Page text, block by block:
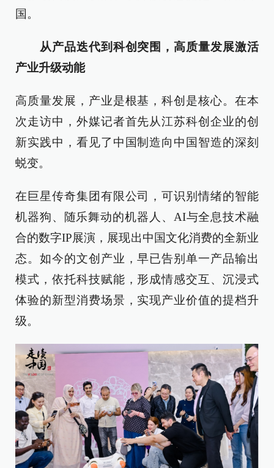
国。
从产品迭代到科创突围，高质量发展激活
产业升级动能
高质量发展，产业是根基，科创是核心。在本
次走访中，外媒记者首先从江苏科创企业的创
新实践中，看见了中国制造向中国智造的深刻
蜕变。
在巨星传奇集团有限公司，可识别情绪的智能
机器狗、随乐舞动的机器人、AI与全息技术融
合的数字IP展演，展现出中国文化消费的全新业
态。如今的文创产业，早已告别单一产品输出
模式，依托科技赋能，形成情感交互、沉浸式
体验的新型消费场景，实现产业价值的提档升
级。